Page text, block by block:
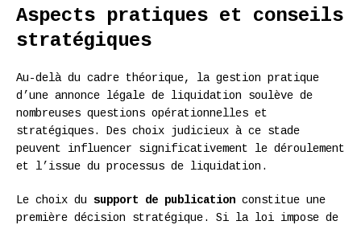
Aspects pratiques et conseils
stratégiques
Au-delà du cadre théorique, la gestion pratique
d’une annonce légale de liquidation soulève de
nombreuses questions opérationnelles et
stratégiques. Des choix judicieux à ce stade
peuvent influencer significativement le déroulement
et l’issue du processus de liquidation.
Le choix du support de publication constitue une
première décision stratégique. Si la loi impose de